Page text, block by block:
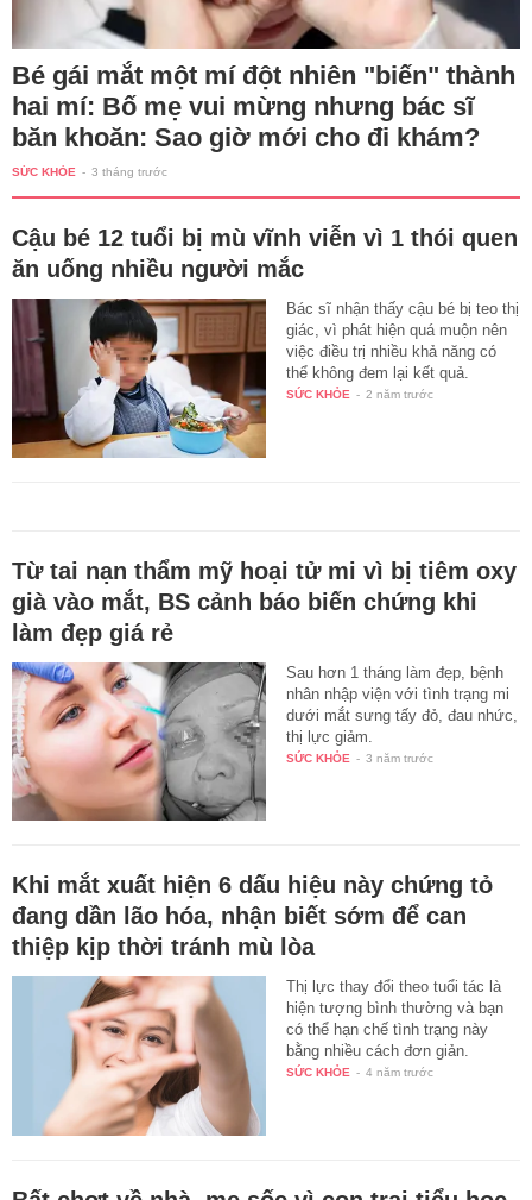
Bé gái mắt một mí đột nhiên "biến" thành
hai mí: Bố mẹ vui mừng nhưng bác sĩ
băn khoăn: Sao giờ mới cho đi khám?
SỨC KHỎE - 3 tháng trước
Cậu bé 12 tuổi bị mù vĩnh viễn vì 1 thói quen
ăn uống nhiều người mắc
Bác sĩ nhận thấy cậu bé bị teo thị
giác, vì phát hiện quá muộn nên
việc điều trị nhiều khả năng có
thể không đem lại kết quả.
SỨC KHỎE - 2 năm trước
Từ tai nạn thẩm mỹ hoại tử mi vì bị tiêm oxy
già vào mắt, BS cảnh báo biến chứng khi
làm đẹp giá rẻ
Sau hơn 1 tháng làm đẹp, bệnh
nhân nhập viện với tình trạng mi
dưới mắt sưng tấy đỏ, đau nhức,
thị lực giảm.
SỨC KHỎE - 3 năm trước
Khi mắt xuất hiện 6 dấu hiệu này chứng tỏ
đang dần lão hóa, nhận biết sớm để can
thiệp kịp thời tránh mù lòa
Thị lực thay đổi theo tuổi tác là
hiện tượng bình thường và bạn
có thể hạn chế tình trạng này
bằng nhiều cách đơn giản.
SỨC KHỎE - 4 năm trước